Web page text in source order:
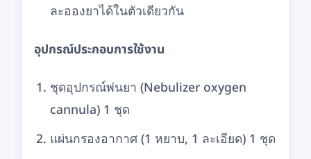
ละอองยาได้ในตัวเดียวกัน
อุปกรณ์ประกอบการใช้งาน
ชุดอุปกรณ์พ่นยา (Nebulizer oxygen
cannula) 1 ชุด
แผ่นกรองอากาศ (1 หยาบ, 1 ละเอียด) 1 ชุด